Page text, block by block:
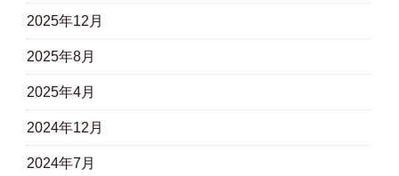
2025年12月
2025年8月
2025年4月
2024年12月
2024年7月